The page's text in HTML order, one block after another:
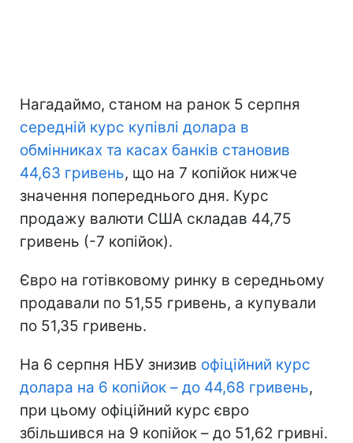
Нагадаймо, станом на ранок 5 серпня
середній курс купівлі долара в
обмінниках та касах банків становив
44,63 гривень, що на 7 копійок нижче
значення попереднього дня. Курс
продажу валюти США складав 44,75
гривень (-7 копійок).
Євро на готівковому ринку в середньому
продавали по 51,55 гривень, а купували
по 51,35 гривень.
На 6 серпня НБУ знизив офіційний курс
долара на 6 копійок – до 44,68 гривень,
при цьому офіційний курс євро
збільшився на 9 копійок – до 51,62 гривні.